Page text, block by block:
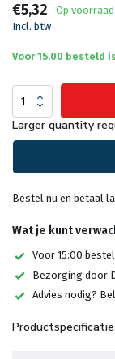
€5,32
Op voorraad
Incl. btw
Voor 15.00 besteld
Larger quantity
Bestel nu en betaal
Wat je kunt
Voor 15:00
Bezorging door
Advies nodig?